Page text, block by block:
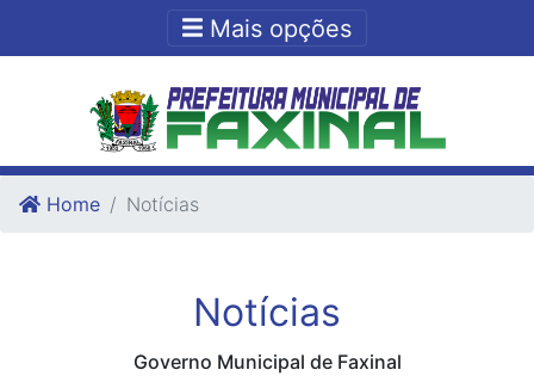
Ir para o fim do conteudo
Mais opções
Home Notícias
Notícias
Governo Municipal de Faxinal